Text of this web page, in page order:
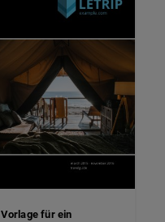
Vorlage für ein